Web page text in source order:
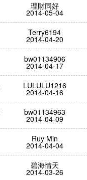
理財同好
2014-05-04
Terry6194
2014-04-20
bw01134906
2014-04-17
LULULU1216
2014-04-16
bw01134963
2014-04-09
Ruy Min
2014-04-04
碧海情天
2014-03-26